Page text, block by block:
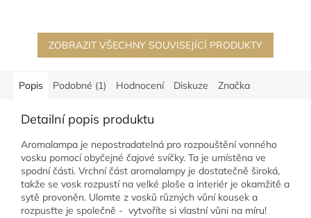
ZOBRAZIT VŠECHNY SOUVISEJÍCÍ PRODUKTY
Popis Podobné (1) Hodnocení Diskuze Značka
Detailní popis produktu
Aromalampa je nepostradatelná pro rozpouštění vonného
vosku pomocí obyčejné čajové svíčky. Ta je umístěna ve
spodní části. Vrchní část aromalampy je dostatečně široká,
takže se vosk rozpustí na velké ploše a interiér je okamžitě a
sytě provoněn. Ulomte z vosků různých vůní kousek a
rozpusťte je společně - vytvoříte si vlastní vůni na míru!